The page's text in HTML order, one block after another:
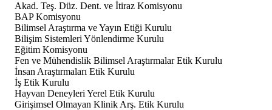
Akad. Teş. Düz. Dent. ve İtiraz Komisyonu
BAP Komisyonu
Bilimsel Araştırma ve Yayın Etiği Kurulu
Bilişim Sistemleri Yönlendirme Kurulu
Eğitim Komisyonu
Fen ve Mühendislik Bilimsel Araştırmalar Etik Kurulu
İnsan Araştırmaları Etik Kurulu
İş Etik Kurulu
Hayvan Deneyleri Yerel Etik Kurulu
Girişimsel Olmayan Klinik Arş. Etik Kurulu